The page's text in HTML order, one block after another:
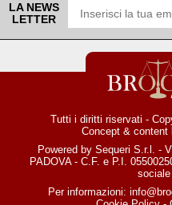
LA NEWS
LETTER
Tutti i diritti riservati -
Concept & content
Powered by Sequeri S.r.l. -
PADOVA - C.F. e P.I.
Per informazioni: